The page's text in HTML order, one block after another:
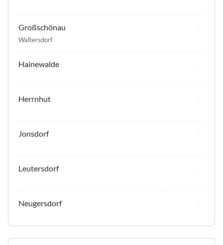
Großschönau
Waltersdorf
Hainewalde
Herrnhut
Jonsdorf
Leutersdorf
Neugersdorf